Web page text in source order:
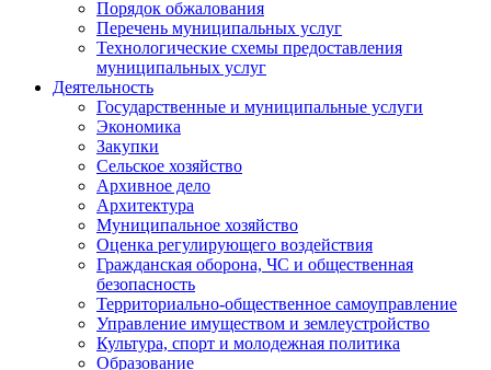
Порядок обжалования
Перечень муниципальных услуг
Технологические схемы предоставления
муниципальных услуг
Деятельность
Государственные и муниципальные услуги
Экономика
Закупки
Сельское хозяйство
Архивное дело
Архитектура
Муниципальное хозяйство
Оценка регулирующего воздействия
Гражданская оборона, ЧС и общественная
безопасность
Территориально-общественное самоуправление
Управление имуществом и землеустройство
Культура, спорт и молодежная политика
Образование